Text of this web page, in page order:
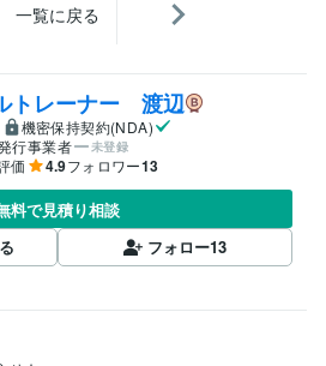
一覧に戻る
トレーナー 渡辺
機密保持契約(NDA)
行事業者
未登録
価 4.9フォロワー13
料で見積り相談
フォロー13